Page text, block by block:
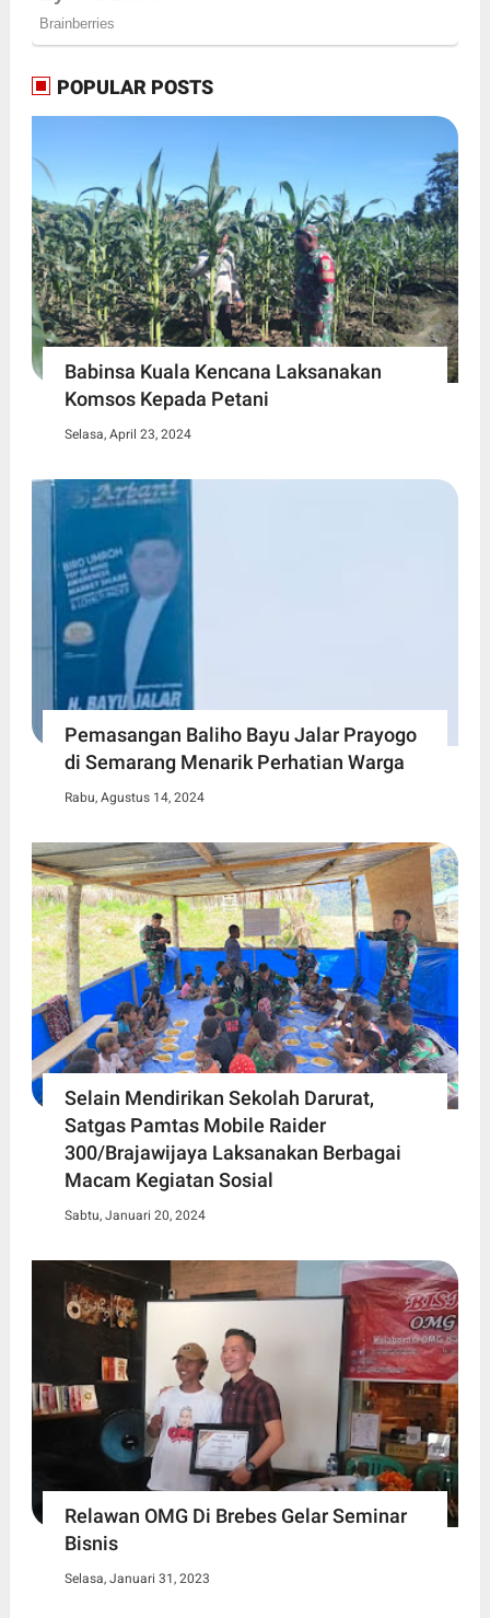
POPULAR POSTS
Babinsa Kuala Kencana Laksanakan
Komsos Kepada Petani
Selasa, April 23, 2024
Pemasangan Baliho Bayu Jalar Prayogo
di Semarang Menarik Perhatian Warga
Rabu, Agustus 14, 2024
Selain Mendirikan Sekolah Darurat,
Satgas Pamtas Mobile Raider
300/Brajawijaya Laksanakan Berbagai
Macam Kegiatan Sosial
Sabtu, Januari 20, 2024
Relawan OMG Di Brebes Gelar Seminar
Bisnis
Selasa, Januari 31, 2023